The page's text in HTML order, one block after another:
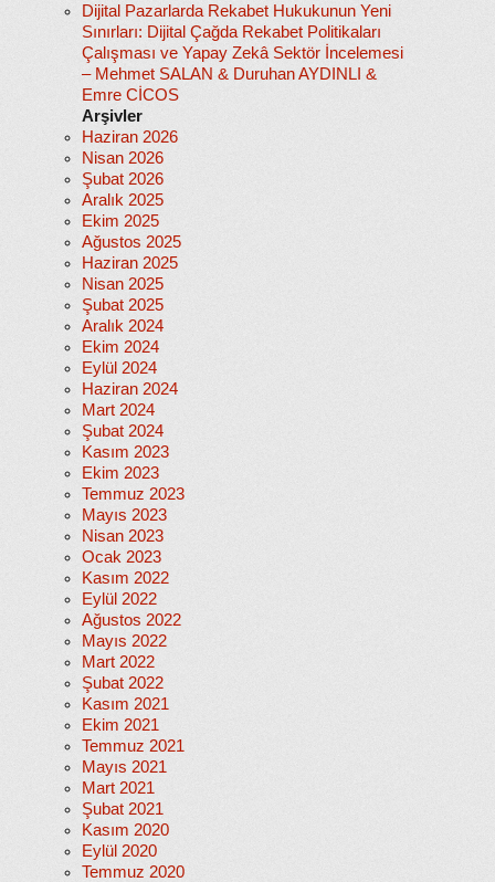
Dijital Pazarlarda Rekabet Hukukunun Yeni
Sınırları: Dijital Çağda Rekabet Politikaları
Çalışması ve Yapay Zekâ Sektör İncelemesi
– Mehmet SALAN & Duruhan AYDINLI &
Emre CİCOS
Arşivler
Haziran 2026
Nisan 2026
Şubat 2026
Aralık 2025
Ekim 2025
Ağustos 2025
Haziran 2025
Nisan 2025
Şubat 2025
Aralık 2024
Ekim 2024
Eylül 2024
Haziran 2024
Mart 2024
Şubat 2024
Kasım 2023
Ekim 2023
Temmuz 2023
Mayıs 2023
Nisan 2023
Ocak 2023
Kasım 2022
Eylül 2022
Ağustos 2022
Mayıs 2022
Mart 2022
Şubat 2022
Kasım 2021
Ekim 2021
Temmuz 2021
Mayıs 2021
Mart 2021
Şubat 2021
Kasım 2020
Eylül 2020
Temmuz 2020